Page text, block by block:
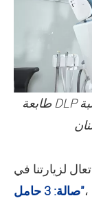
طابعة DLP ثلاثية الأبعاد للأسنان على شكل 1 + مناسبة
لزيارتنا في